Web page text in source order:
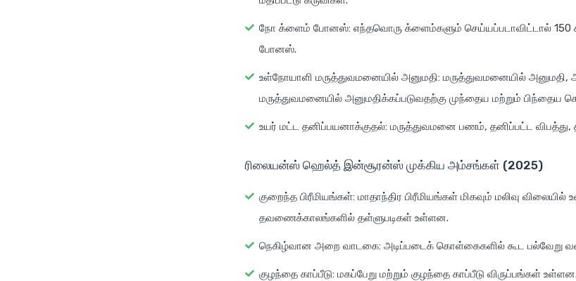
நோ க்ளைம் போனஸ்: எந்தவொரு க்ளைம்களும் செய்யப்படாவிட்டால்
போனஸ்.
உள்நோயாளி மருத்துவமனையில் அனுமதி: மருத்துவமனையில்
மருத்துவமனையில் அனுமதிக்கப்படுவதற்கு முந்தைய மற்றும் பிந்தைய
உயர் மட்ட தனிப்பயனாக்குதல்: மருத்துவமனை பணம், தனிப்பட்ட விபத்து,
ரிலையன்ஸ் ஹெல்த் இன்சூரன்ஸ் முக்கிய அம்சங்கள் (2025)
குறைந்த பிரீமியங்கள்: மாதாந்திர பிரீமியங்கள் மிகவும் மலிவு
தவணைக்காலங்களில் தள்ளுபடிகள் உள்ளன.
நெகிழ்வான அறை வாடகை: அடிப்படைக் கொள்கைகளில் கூட
குழந்தை காப்பீடு: மகப்பேறு மற்றும் குழந்தை காப்பீடு விருப்பங்கள் உள்ளன.